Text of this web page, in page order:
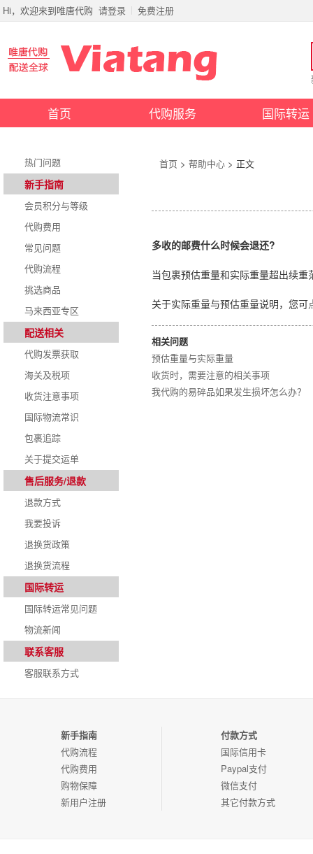
Hi，欢迎来到唯唐代购 请登录 免费注册
首页 代购服务 国际转运
热门问题
新手指南
会员积分与等级
代购费用
常见问题
代购流程
挑选商品
马来西亚专区
配送相关
代购发票获取
海关及税项
收货注意事项
国际物流常识
包裹追踪
关于提交运单
售后服务/退款
退款方式
我要投诉
退换货政策
退换货流程
国际转运
国际转运常见问题
物流新闻
联系客服
客服联系方式
首页 > 帮助中心 > 正文
多收的邮费什么时候会退还?
当包裹预估重量和实际重量超出续
关于实际重量与预估重量说明，您可
相关问题
预估重量与实际重量
收货时，需要注意的相关事项
我代购的易碎品如果发生损坏怎么办？
新手指南
代购流程
代购费用
购物保障
新用户注册
付款方式
国际信用卡
Paypal支付
微信支付
其它付款方式